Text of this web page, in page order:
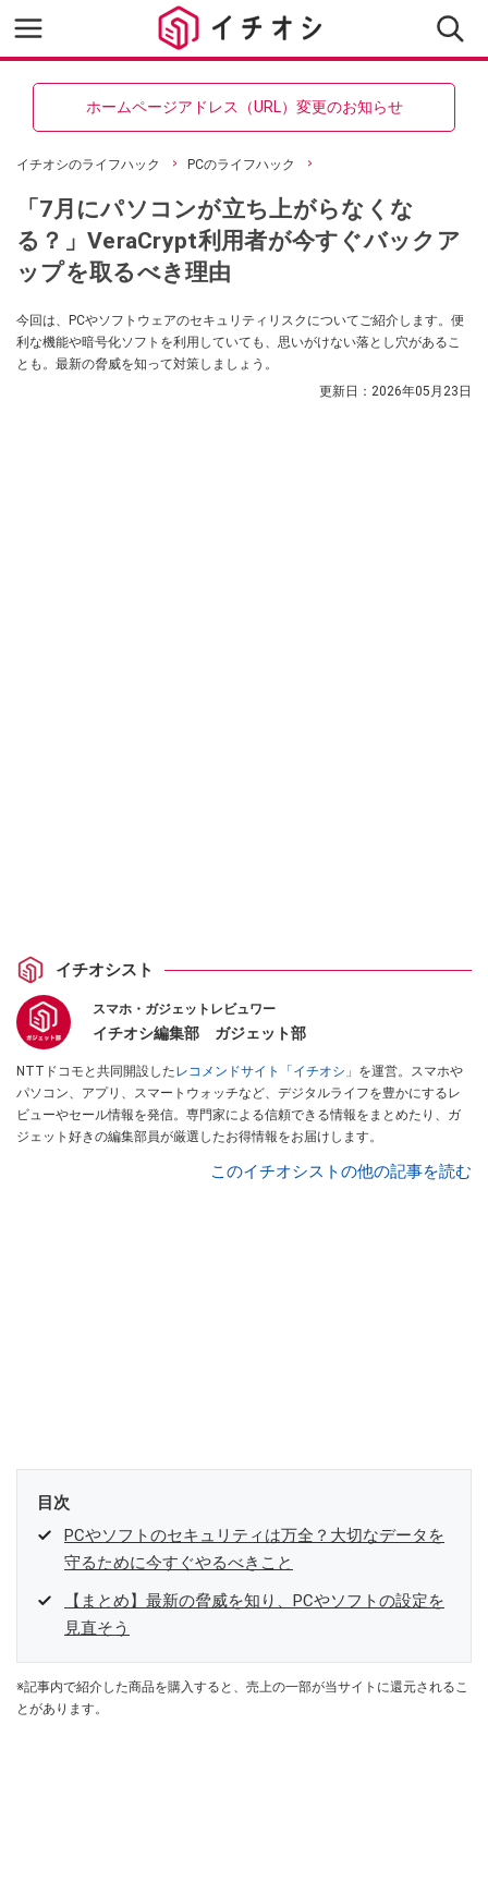
ホームページアドレス（URL）変更のお知らせ
イチオシのライフハック PCのライフハック
「7月にパソコンが立ち上がらなくな
る？」VeraCrypt利用者が今すぐバックア
ップを取るべき理由
今回は、PCやソフトウェアのセキュリティリスクについてご紹介します。便
利な機能や暗号化ソフトを利用していても、思いがけない落とし穴があるこ
とも。最新の脅威を知って対策しましょう。
更新日： 2026年05月23日
イチオシスト
スマホ・ガジェットレビュワー
イチオシ編集部 ガジェット部
NTTドコモと共同開設したレコメンドサイト「イチオシ」 を運営。スマホや
パソコン、アプリ、スマートウォッチなど、デジタルライフを豊かにするレ
ビューやセール情報を発信。専門家による信頼できる情報をまとめたり、ガ
ジェット好きの編集部員が厳選したお得情報をお届けします。
このイチオシストの他の記事を読む
目次
PCやソフトのセキュリティは万全？大切なデータを
守るために今すぐやるべきこと
【まとめ】最新の脅威を知り、PCやソフトの設定を
見直そう
※記事内で紹介した商品を購入すると、売上の一部が当サイトに還元されるこ
とがあります。